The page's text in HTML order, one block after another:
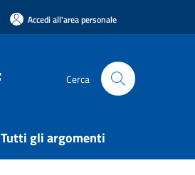
Accedi all'area personale
Cerca
Tutti gli argomenti